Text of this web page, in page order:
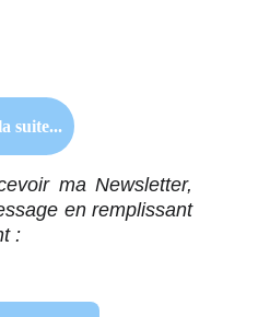
suite...
ma Newsletter,
en remplissant
: